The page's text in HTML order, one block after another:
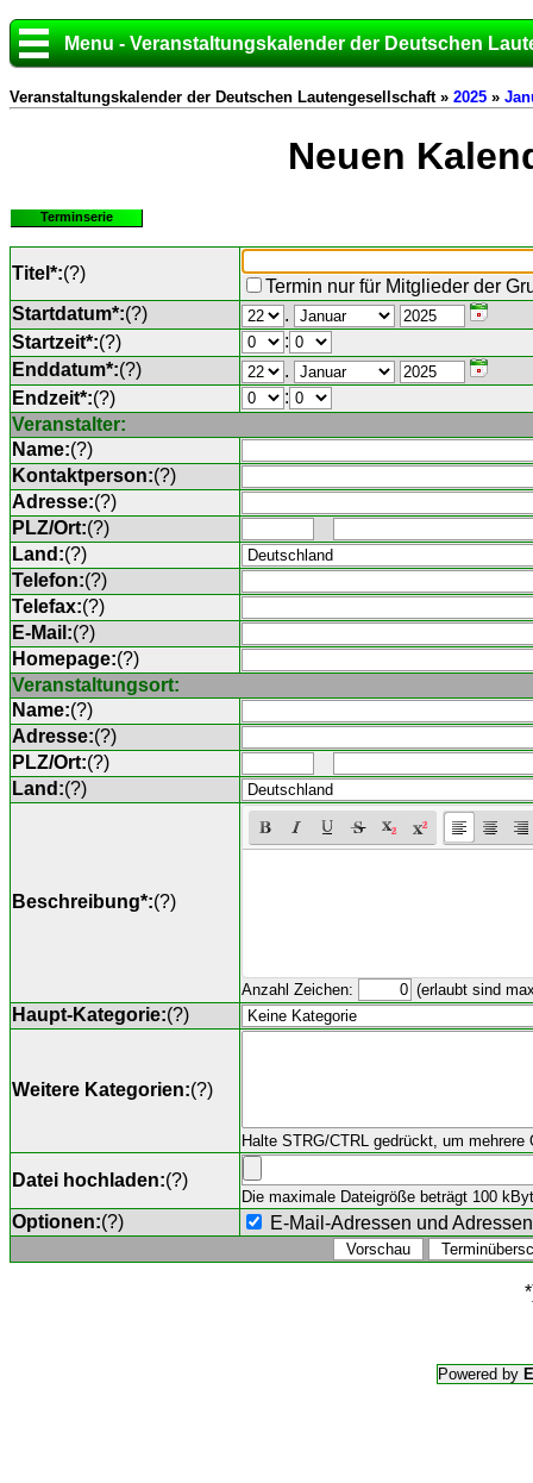
Menu - Veranstaltungskalender der Deutschen
Veranstaltungskalender der Deutschen Lautengesellschaft » 2025 »
Neuen
Terminserie
Titel*:(?)
Termin nur für Mitglieder der
Startdatum*:(?)
.
Startzeit*:(?)
:
Enddatum*:(?)
.
Endzeit*:(?)
:
Veranstalter:
Name:(?)
Kontaktperson:(?)
Adresse:(?)
PLZ/Ort:(?)
Land:(?)
Telefon:(?)
Telefax:(?)
E-Mail:(?)
Homepage:(?)
Veranstaltungsort:
Name:(?)
Adresse:(?)
PLZ/Ort:(?)
Land:(?)
Beschreibung*:(?)
Anzahl Zeichen: (erlaubt sind
Haupt-Kategorie:(?)
Weitere Kategorien:(?)
Halte STRG/CTRL gedrückt, um mehrere
Datei hochladen:(?)
Die maximale Dateigröße beträgt 100
Optionen:(?) E-Mail-Adressen und
Powered by